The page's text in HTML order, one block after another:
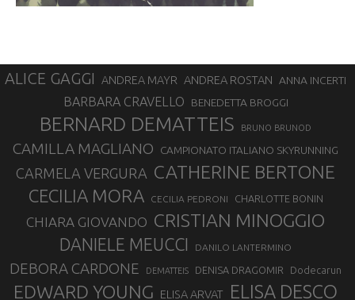
ALICE GAGGI ANDREA MAYR ANDREA ROSTAN ANNA INCERTI
BARBARA CRAVELLO BENEDETTA BROGGI
BERNARD DEMATTEIS BRUNO BRUNOD
CAMILLA MAGLIANO CAMPIONATO ITALIANO SKYRUNNING
CARMELA VERGURA CATHERINE BERTONE
CECILIA MORA CECILIA PEDRONI CHARLOTTE BONIN
CHIARA GIOVANDO CRISTIAN MINOGGIO
DANIELE MEUCCI DANILO LANTERMINO
DEBORA CARDONE DEMATTEIS DENISA DRAGOMIR Dodecarun
EDWARD YOUNG ELISA ARVAT ELISA DESCO